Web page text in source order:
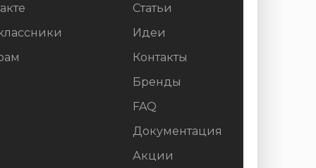
Статьи
Идеи
Контакты
Бренды
FAQ
Документация
Акции